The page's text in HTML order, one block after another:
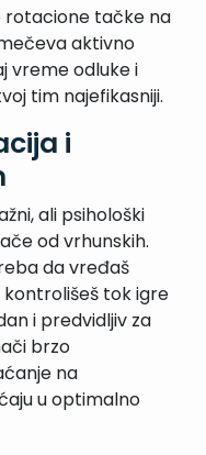
rotacione tačke na
aktivno
vreme odluke i
tim najefikasniji.
i
ali psihološki
od vrhunskih.
da vređaš
tok igre
i predvidljiv za
brzo
na
u optimalno